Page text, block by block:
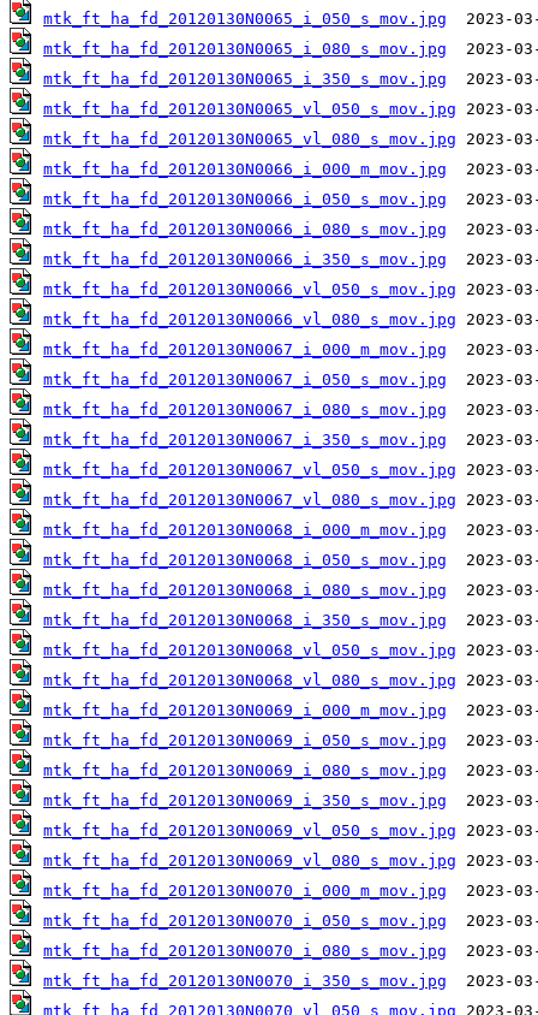
mtk_ft_ha_fd_20120130N0065_i_050_s_mov.jpg
mtk_ft_ha_fd_20120130N0065_i_080_s_mov.jpg
mtk_ft_ha_fd_20120130N0065_i_350_s_mov.jpg
mtk_ft_ha_fd_20120130N0065_vl_050_s_mov.jpg
mtk_ft_ha_fd_20120130N0065_vl_080_s_mov.jpg
mtk_ft_ha_fd_20120130N0066_i_000_m_mov.jpg
mtk_ft_ha_fd_20120130N0066_i_050_s_mov.jpg
mtk_ft_ha_fd_20120130N0066_i_080_s_mov.jpg
mtk_ft_ha_fd_20120130N0066_i_350_s_mov.jpg
mtk_ft_ha_fd_20120130N0066_vl_050_s_mov.jpg
mtk_ft_ha_fd_20120130N0066_vl_080_s_mov.jpg
mtk_ft_ha_fd_20120130N0067_i_000_m_mov.jpg
mtk_ft_ha_fd_20120130N0067_i_050_s_mov.jpg
mtk_ft_ha_fd_20120130N0067_i_080_s_mov.jpg
mtk_ft_ha_fd_20120130N0067_i_350_s_mov.jpg
mtk_ft_ha_fd_20120130N0067_vl_050_s_mov.jpg
mtk_ft_ha_fd_20120130N0067_vl_080_s_mov.jpg
mtk_ft_ha_fd_20120130N0068_i_000_m_mov.jpg
mtk_ft_ha_fd_20120130N0068_i_050_s_mov.jpg
mtk_ft_ha_fd_20120130N0068_i_080_s_mov.jpg
mtk_ft_ha_fd_20120130N0068_i_350_s_mov.jpg
mtk_ft_ha_fd_20120130N0068_vl_050_s_mov.jpg
mtk_ft_ha_fd_20120130N0068_vl_080_s_mov.jpg
mtk_ft_ha_fd_20120130N0069_i_000_m_mov.jpg
mtk_ft_ha_fd_20120130N0069_i_050_s_mov.jpg
mtk_ft_ha_fd_20120130N0069_i_080_s_mov.jpg
mtk_ft_ha_fd_20120130N0069_i_350_s_mov.jpg
mtk_ft_ha_fd_20120130N0069_vl_050_s_mov.jpg
mtk_ft_ha_fd_20120130N0069_vl_080_s_mov.jpg
mtk_ft_ha_fd_20120130N0070_i_000_m_mov.jpg
mtk_ft_ha_fd_20120130N0070_i_050_s_mov.jpg
mtk_ft_ha_fd_20120130N0070_i_080_s_mov.jpg
mtk_ft_ha_fd_20120130N0070_i_350_s_mov.jpg
mtk_ft_ha_fd_20120130N0070_vl_050_s_mov.jpg